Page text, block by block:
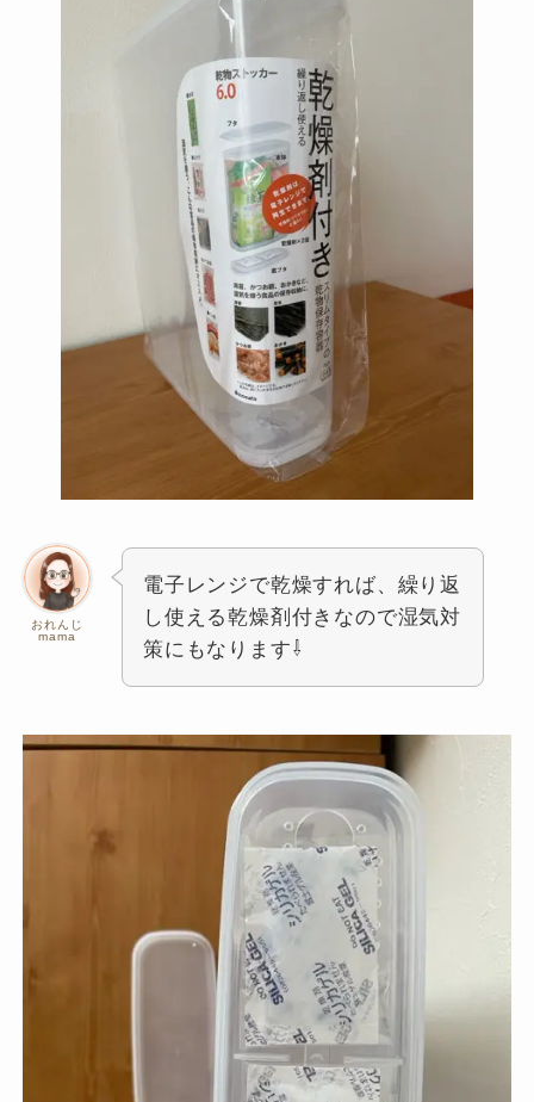
おれんじ
mama
電子レンジで乾燥すれば、繰り返
し使える乾燥剤付きなので湿気対
策にもなります⇩